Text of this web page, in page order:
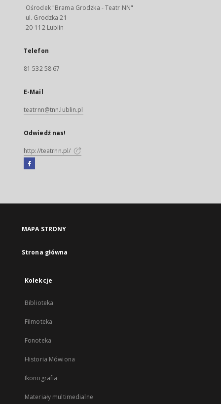
Ośrodek "Brama Grodzka - Teatr NN"
ul. Grodzka 21
20-112 Lublin
Telefon
81 532 58 67
E-Mail
teatrnn@tnn.lublin.pl
Odwiedź nas!
http://teatrnn.pl/
Facebook
się
karcie
MAPA STRONY
Strona główna
Kolekcje
Biblioteka
Filmoteka
Fonoteka
Historia Mówiona
Ikonografia
Materiały multimedialne